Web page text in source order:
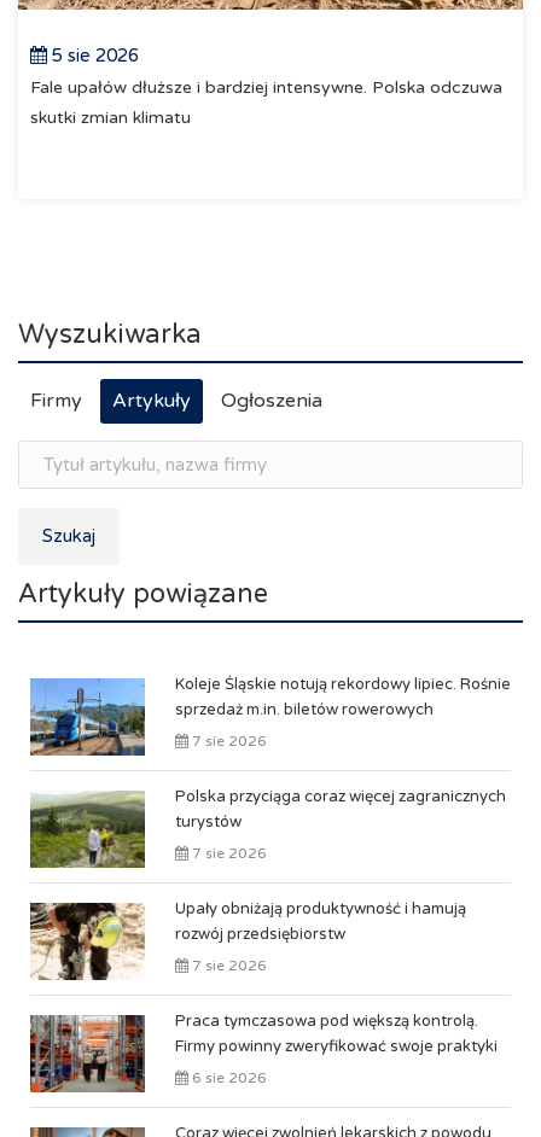
5 sie 2026
Fale upałów dłuższe i bardziej intensywne. Polska odczuwa
skutki zmian klimatu
Wyszukiwarka
Firmy Artykuły Ogłoszenia
Szukaj
Artykuły powiązane
Koleje Śląskie notują rekordowy lipiec. Rośnie
sprzedaż m.in. biletów rowerowych
7 sie 2026
Polska przyciąga coraz więcej zagranicznych
turystów
7 sie 2026
Upały obniżają produktywność i hamują
rozwój przedsiębiorstw
7 sie 2026
Praca tymczasowa pod większą kontrolą.
Firmy powinny zweryfikować swoje praktyki
6 sie 2026